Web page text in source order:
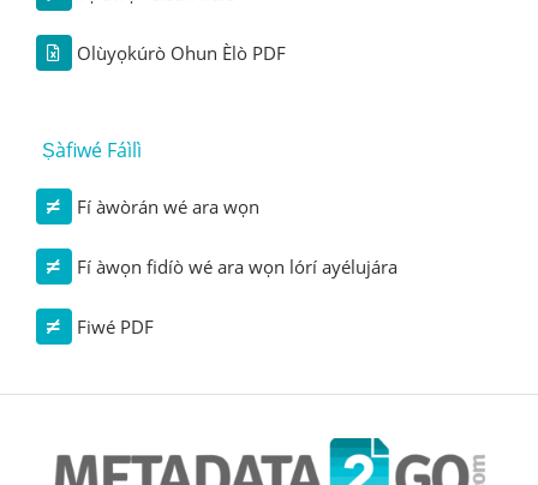
Olùyọkúrò Ohun Èlò PDF
Ṣàfiwé Fáìlì
Fí àwòrán wé ara wọn
Fí àwọn fidíò wé ara wọn lórí ayélujára
Fiwé PDF